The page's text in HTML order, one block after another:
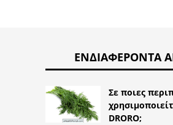
ΕΝΔΙΑΦΈΡΟΝΤΑ
Σε ποιες
DRORO;